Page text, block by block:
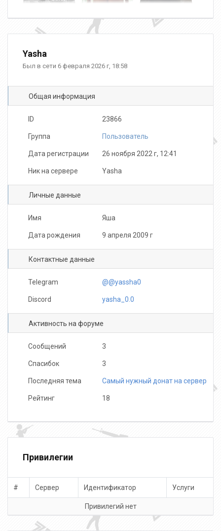
bog1 V1rtu0Z
Yasha
Был в сети 6 февраля 2026 г, 18:58
Общая информация
ID 23866
Группа Пользователь
Дата регистрации 26 ноября 2022 г, 12:41
Ник на сервере Yasha
Личные данные
Имя Яша
Дата рождения 9 апреля 2009 г
Контактные данные
Telegram @@yassha0
Discord yasha_0.0
Активность на форуме
Сообщений 3
Спасибок 3
Последняя тема Cамый нужный донат на сервер
Рейтинг 18
Привилегии
# Сервер Идентификатор Услуги
Привилегий нет